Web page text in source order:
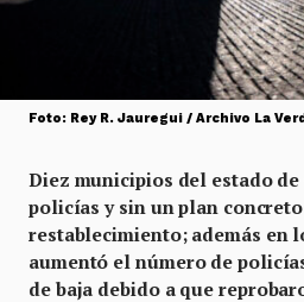
Foto: Rey R. Jauregui / Archivo La
Diez municipios del estado
policías y sin un plan concreto
restablecimiento; además en
aumentó el número de
de baja debido a que